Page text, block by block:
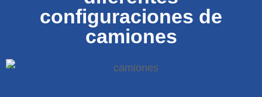
configuraciones de
camiones